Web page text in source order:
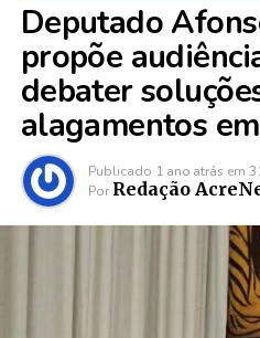
Deputado
propõe
debater
alagamentos
Publicado 1 ano atrás em
Por Redação